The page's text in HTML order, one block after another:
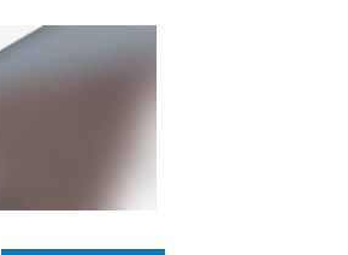
in begehrter Wohnlage von Krefeld-Bockum.